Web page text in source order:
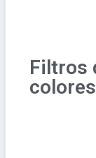
Filtros
colores